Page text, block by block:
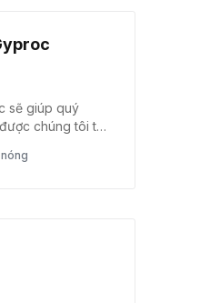
sẽ giúp quý
chúng tôi thử
nghiệm nghiêm